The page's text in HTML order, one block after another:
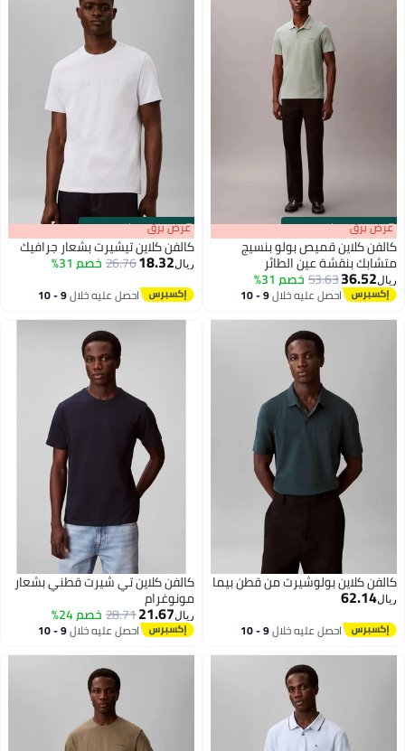
00m:00s
·باقي 100% عرض برق
كالفن كلاين قميص بولو بنسيج
متشابك بنقشة عين الطائر
ريال36.52
53.63خصم 31%
احصل عليه خلال 9 - 10
00m:00s
·باقي 100% عرض برق
كالفن كلاين تيشيرت بشعار جرافيك
ريال18.32
26.76خصم 31%
احصل عليه خلال 9 - 10
كالفن كلاين بولوشيرت من قطن بيما
ريال62.14
احصل عليه خلال 9 - 10
كالفن كلاين تي شيرت قطني بشعار
مونوغرام
ريال21.67
28.71خصم 24%
احصل عليه خلال 9 - 10